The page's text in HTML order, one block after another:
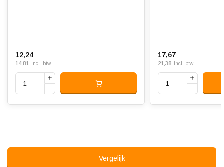
12,24
14,81 Incl. btw
17,67
21,38 Incl. btw
Vergelijk